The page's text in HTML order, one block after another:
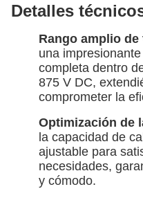
Detalles
Rango amplio
una
completa dentro
875 V DC,
comprometer la
Optimización de
la capacidad de
ajustable para
necesidades,
y cómodo.